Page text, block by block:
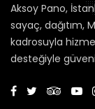
Aksoy Pano,
sayaç, dağıtım,
kadrosuyla
desteğiyle